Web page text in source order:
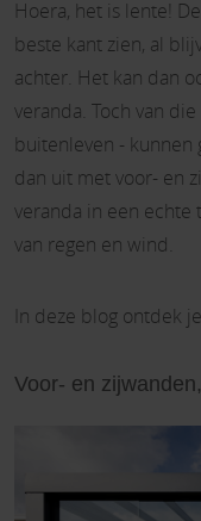
Hoera, het is lente!
beste kant zien, al
achter. Het kan dan
veranda. Toch van
buitenleven -
dan uit met voor- en
veranda in een echte
van regen en wind.
In deze blog ontdek
Voor- en